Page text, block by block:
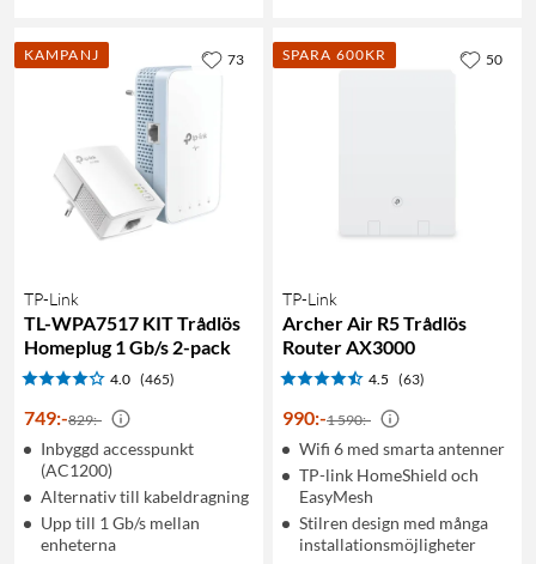
KAMPANJ
TP-Link
TL-WPA7517 KIT Trådlös
Homeplug 1 Gb/s 2-pack
4.0 (465)
749:-829:-
Inbyggd accesspunkt
(AC1200)
Alternativ till kabeldragning
Upp till 1 Gb/s mellan
enheterna
73 SPARA 600KR
TP-Link
Archer Air R5 Trådlös
Router AX3000
4.5 (63)
990:-1 590:-
Wifi 6 med smarta antenner
TP-link HomeShield och
EasyMesh
Stilren design med många
installationsmöjligheter
50